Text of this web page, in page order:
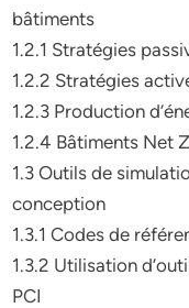
bâtiments
1.2.1 Stratégies
1.2.2 Stratégies
1.2.3 Production
1.2.4 Bâtiments Net
1.3 Outils de
conception
1.3.1 Codes de
1.3.2 Utilisation
PCI